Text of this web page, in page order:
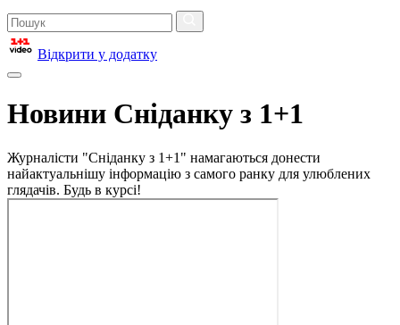
Відкрити у додатку
Новини Сніданку з 1+1
Журналісти "Сніданку з 1+1" намагаються донести
найактуальнішу інформацію з самого ранку для улюблених
глядачів. Будь в курсі!